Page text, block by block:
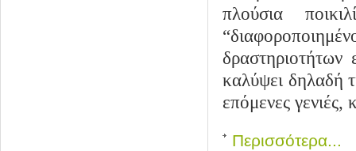
πλούσια
καλύψει δηλαδή
επόμενες γενιές,
Περισσότερα...